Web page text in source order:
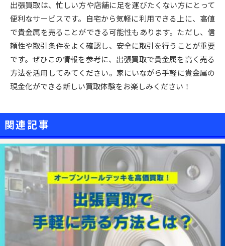
出張買取は、忙しい方や店舗に足を運びたくない方にとって
便利なサービスです。自宅から気軽に利用できる上に、高値
で貴金属を売ることができる可能性もあります。ただし、信
頼性や取引条件をよく確認し、安全に取引を行うことが重要
です。ぜひこの情報を参考に、出張買取で貴金属を高く売る
方法を活用してみてください。家にいながら手軽に貴金属の
現金化ができる新しい買取体験をお楽しみください！
関連記事